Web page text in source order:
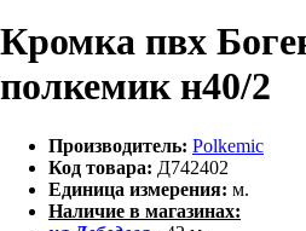
Кромка пвх
полкемик н40/2
Производитель: Polkemic
Код товара: Д742402
Единица измерения: м.
Наличие в магазинах: